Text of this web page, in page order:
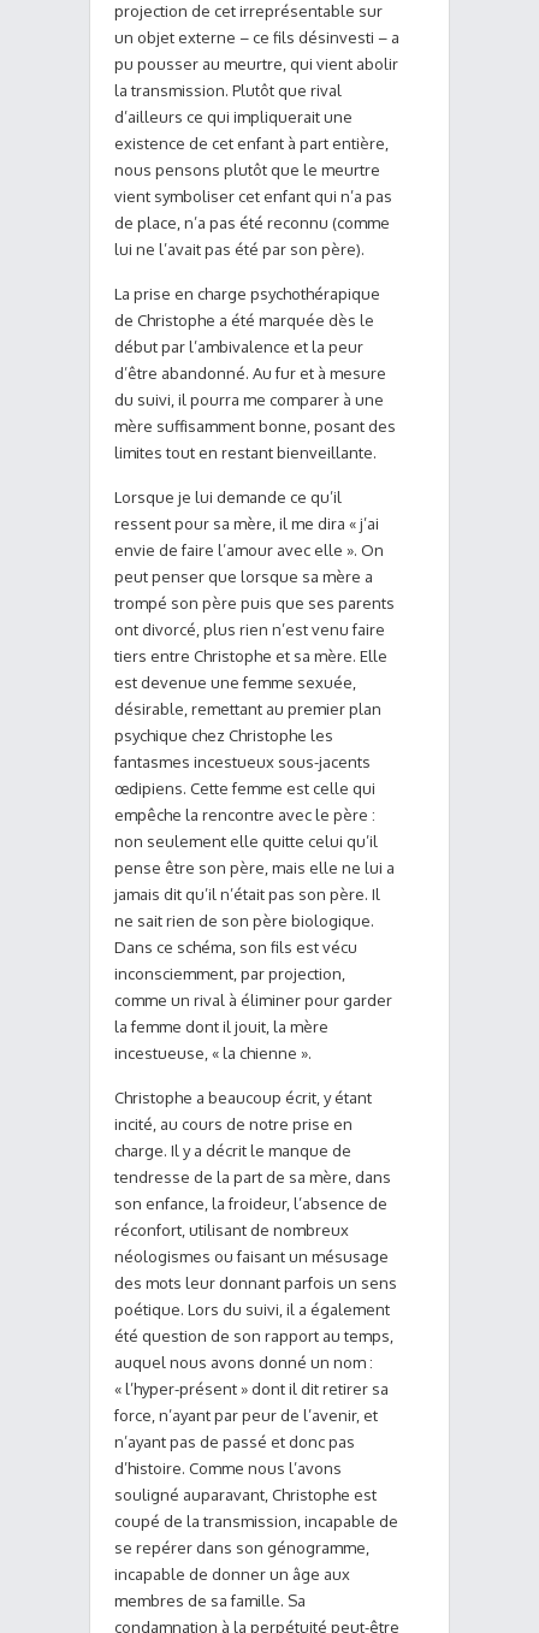
projection de cet irreprésentable sur
un objet externe – ce fils désinvesti – a
pu pousser au meurtre, qui vient abolir
la transmission. Plutôt que rival
d’ailleurs ce qui impliquerait une
existence de cet enfant à part entière,
nous pensons plutôt que le meurtre
vient symboliser cet enfant qui n’a pas
de place, n’a pas été reconnu (comme
lui ne l’avait pas été par son père).
La prise en charge psychothérapique
de Christophe a été marquée dès le
début par l’ambivalence et la peur
d’être abandonné. Au fur et à mesure
du suivi, il pourra me comparer à une
mère suffisamment bonne, posant des
limites tout en restant bienveillante.
Lorsque je lui demande ce qu’il
ressent pour sa mère, il me dira « j’ai
envie de faire l’amour avec elle ». On
peut penser que lorsque sa mère a
trompé son père puis que ses parents
ont divorcé, plus rien n’est venu faire
tiers entre Christophe et sa mère. Elle
est devenue une femme sexuée,
désirable, remettant au premier plan
psychique chez Christophe les
fantasmes incestueux sous-jacents
œdipiens. Cette femme est celle qui
empêche la rencontre avec le père :
non seulement elle quitte celui qu’il
pense être son père, mais elle ne lui a
jamais dit qu’il n’était pas son père. Il
ne sait rien de son père biologique.
Dans ce schéma, son fils est vécu
inconsciemment, par projection,
comme un rival à éliminer pour garder
la femme dont il jouit, la mère
incestueuse, « la chienne ».
Christophe a beaucoup écrit, y étant
incité, au cours de notre prise en
charge. Il y a décrit le manque de
tendresse de la part de sa mère, dans
son enfance, la froideur, l’absence de
réconfort, utilisant de nombreux
néologismes ou faisant un mésusage
des mots leur donnant parfois un sens
poétique. Lors du suivi, il a également
été question de son rapport au temps,
auquel nous avons donné un nom :
« l’hyper-présent » dont il dit retirer sa
force, n’ayant par peur de l’avenir, et
n’ayant pas de passé et donc pas
d’histoire. Comme nous l’avons
souligné auparavant, Christophe est
coupé de la transmission, incapable de
se repérer dans son génogramme,
incapable de donner un âge aux
membres de sa famille. Sa
condamnation à la perpétuité peut-être